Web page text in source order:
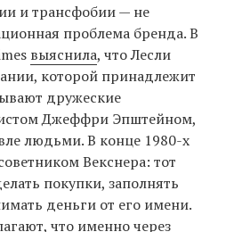
и трансфобии — не
проблема бренда. В
выяснила, что Лесли
которой принадлежит
дружеские
Джеффри Эпштейном,
людьми. В конце 1980-х
Векснера: тот
покупки, заполнять
деньги от его имени.
что именно через